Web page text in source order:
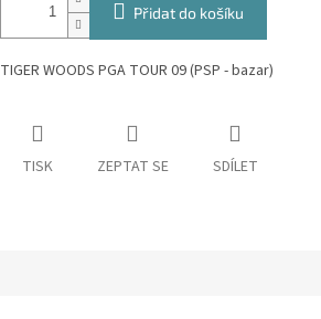
Přidat do košíku
TIGER WOODS PGA TOUR 09 (PSP - bazar)
TISK ZEPTAT SE SDÍLET